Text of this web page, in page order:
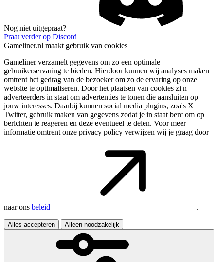
Nog niet uitgepraat?
Praat verder op Discord
Gameliner.nl maakt gebruik van cookies
Gameliner verzamelt gegevens om zo een optimale
gebruikerservaring te bieden. Hierdoor kunnen wij analyses maken
omtrent het gedrag van de bezoeker om zo de ervaring op onze
website te optimaliseren. Door het plaatsen van cookies zijn
adverteerders in staat om advertenties te tonen die aansluiten op
jouw interesses. Daarbij kunnen social media plugins, zoals X
Twitter, gebruik maken van gegevens zodat je in staat bent om op
berichten te reageren en deze eventueel te delen. Voor meer
informatie omtrent onze privacy policy verwijzen wij je graag door
naar ons beleid .
Alles accepteren Alleen noodzakelijk